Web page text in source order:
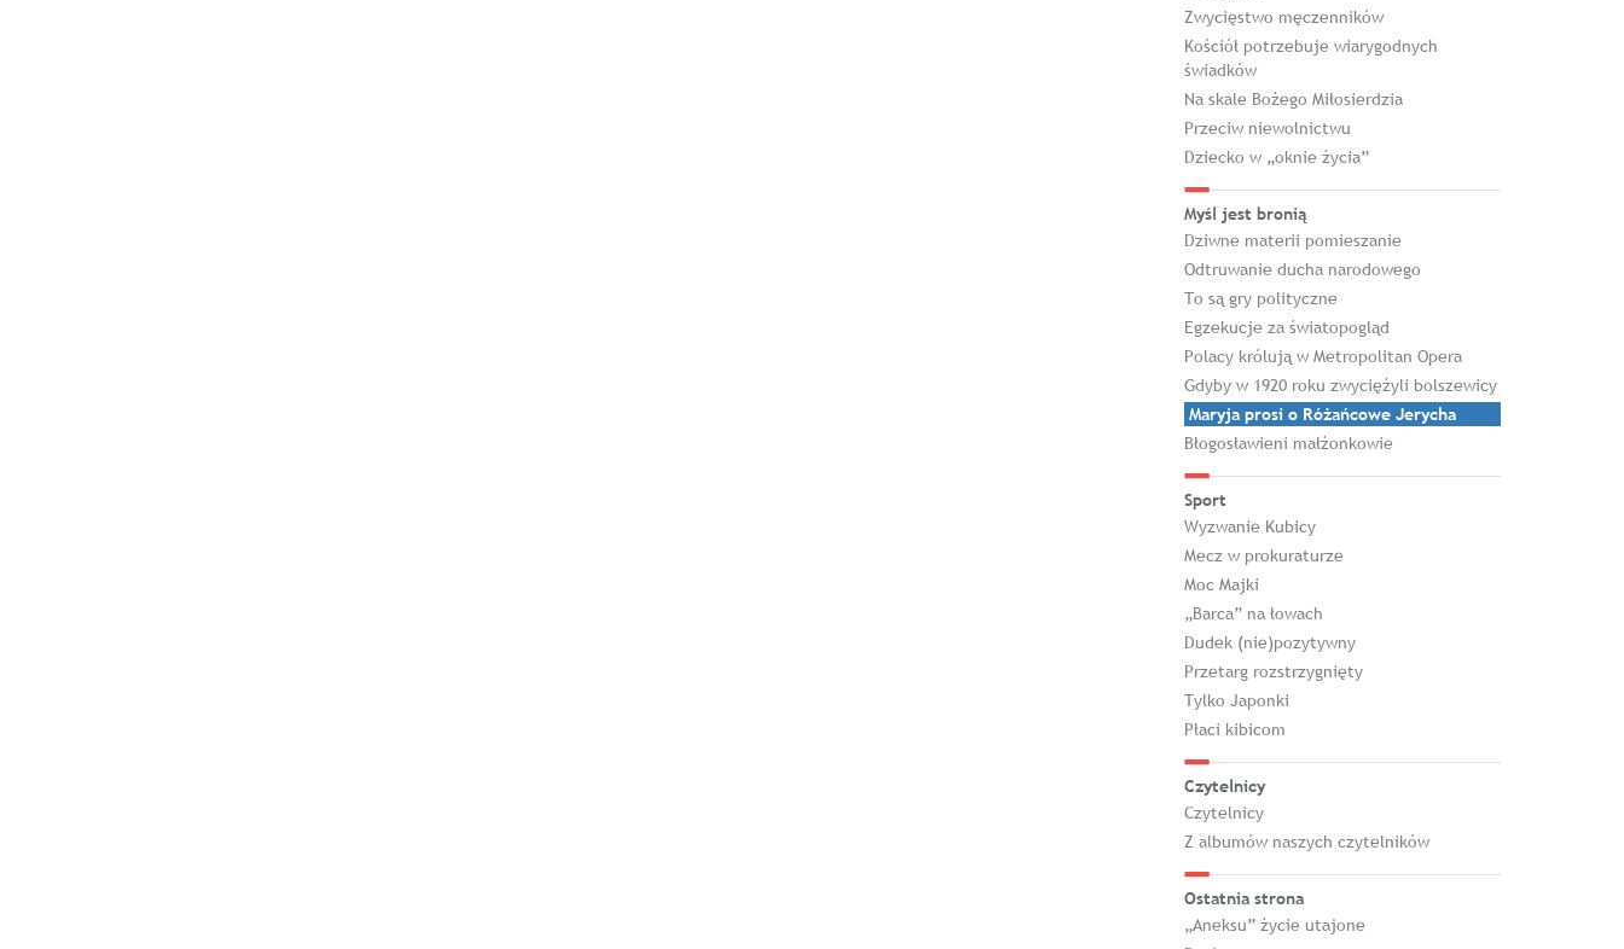
Zwycięstwo męczenników
Kościół potrzebuje wiarygodnych
świadków
Na skale Bożego Miłosierdzia
Przeciw niewolnictwu
Dziecko w „oknie życia”
Myśl jest bronią
Dziwne materii pomieszanie
Odtruwanie ducha narodowego
To są gry polityczne
Egzekucje za światopogląd
Polacy królują w Metropolitan Opera
Gdyby w 1920 roku zwyciężyli bolszewicy
Maryja prosi o Różańcowe Jerycha
Błogosławieni małżonkowie
Sport
Wyzwanie Kubicy
Mecz w prokuraturze
Moc Majki
„Barca” na łowach
Dudek (nie)pozytywny
Przetarg rozstrzygnięty
Tylko Japonki
Płaci kibicom
Czytelnicy
Czytelnicy
Z albumów naszych czytelników
Ostatnia strona
„Aneksu” życie utajone